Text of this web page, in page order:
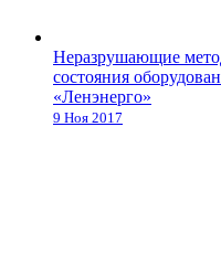
Неразрушающие
состояния
«Ленэнерго»
9 Ноя 2017